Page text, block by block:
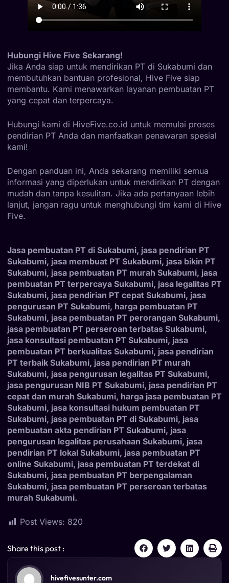
Hubungi Hive Five Sekarang!
Jika Anda siap untuk mendirikan PT di Sukabumi dan
membutuhkan bantuan profesional, Hive Five siap
membantu. Kami menawarkan layanan pembuatan PT
yang cepat dan terpercaya.
Hubungi kami di HiveFive.co.id untuk memulai proses
pendirian PT Anda dan manfaatkan penawaran spesial
kami!
Dengan panduan ini, Anda sekarang memiliki semua
informasi yang diperlukan untuk mendirikan PT dengan
mudah dan tanpa kesulitan. Jika ada pertanyaan lebih
lanjut, jangan ragu untuk menghubungi tim kami di Hive
Five.
Jasa pembuatan PT di Sukabumi, jasa pendirian PT
Sukabumi, jasa membuat PT Sukabumi, jasa bikin PT
Sukabumi, jasa pembuatan PT murah Sukabumi, jasa
pembuatan PT terpercaya Sukabumi, jasa legalitas PT
Sukabumi, jasa pendirian PT cepat Sukabumi, jasa
pengurusan PT Sukabumi, harga pembuatan PT
Sukabumi, jasa pembuatan PT perorangan Sukabumi,
jasa pembuatan PT perseroan terbatas Sukabumi,
jasa konsultasi pembuatan PT Sukabumi, jasa
pembuatan PT berkualitas Sukabumi, jasa pendirian
PT terbaik Sukabumi, jasa pendirian PT murah
Sukabumi, jasa pengurusan legalitas PT Sukabumi,
jasa pengurusan NIB PT Sukabumi, jasa pendirian PT
cepat dan murah Sukabumi, harga jasa pembuatan PT
Sukabumi, jasa konsultasi hukum pembuatan PT
Sukabumi, jasa pembuatan PT di Sukabumi, jasa
pembuatan akta pendirian PT Sukabumi, jasa
pengurusan legalitas perusahaan Sukabumi, jasa
pendirian PT lokal Sukabumi, jasa pembuatan PT
online Sukabumi, jasa pembuatan PT terdekat di
Sukabumi, jasa pembuatan PT berpengalaman
Sukabumi, jasa pembuatan PT perseroan terbatas
murah Sukabumi.
Post Views: 820
Share this post :
hivefivesunter.com